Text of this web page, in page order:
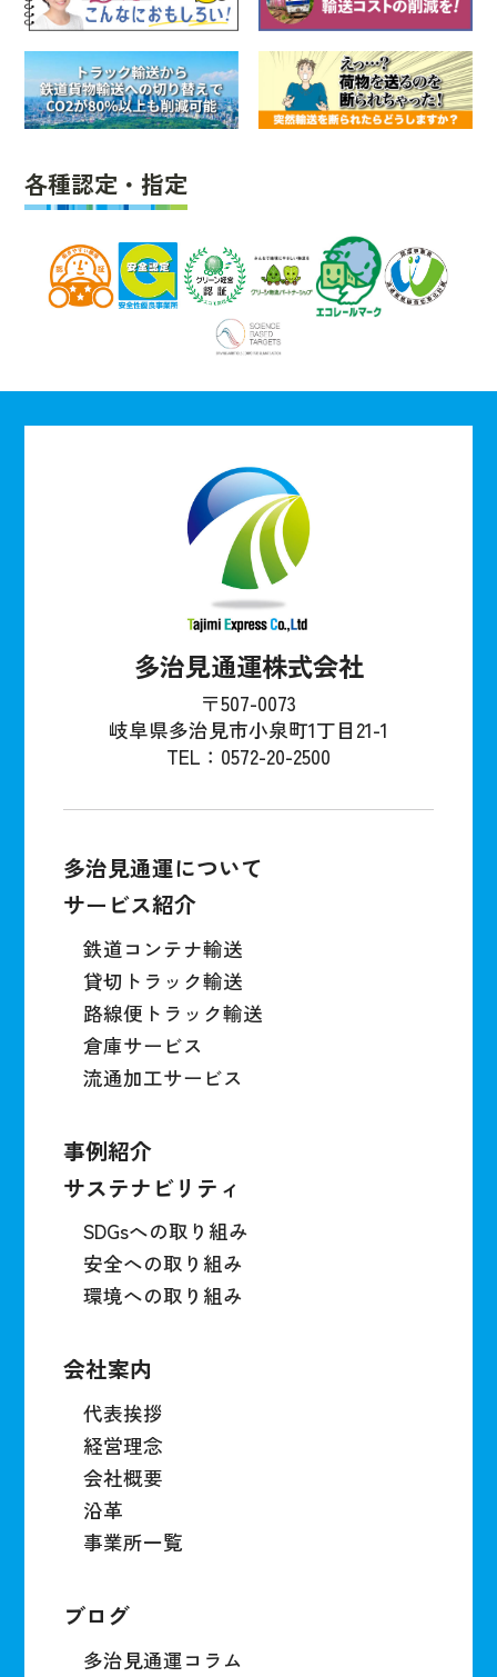
各種認定・指定
多治見通運株式会社
〒507-0073
岐阜県多治見市小泉町1丁目21-1
TEL：0572-20-2500
多治見通運について
サービス紹介
鉄道コンテナ輸送
貸切トラック輸送
路線便トラック輸送
倉庫サービス
流通加工サービス
事例紹介
サステナビリティ
SDGsへの取り組み
安全への取り組み
環境への取り組み
会社案内
代表挨拶
経営理念
会社概要
沿革
事業所一覧
ブログ
多治見通運コラム